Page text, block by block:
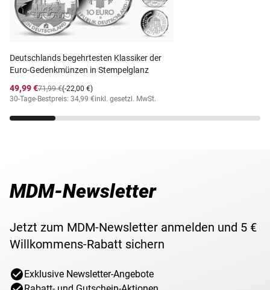
Material Silber (625/1000)
Prägestätte
Baden-Württemberg
Erhaltung
z
Währung Deutsche Mark
Gewicht 11,20 g
Lieferzeit 3-5 Werktage
Deutschlands begehrtesten Klassiker der
Euro-Gedenkmünzen in Stempelglanz
49,99 €
(-22,00 €)
71,99 €
30-Tage-Bestpreis: 34,99 €inkl. gesetzl. MwSt.
MDM-Newsletter
Jetzt zum MDM-Newsletter anmelden und 5 €
Willkommens-Rabatt sichern
Exklusive Newsletter-Angebote